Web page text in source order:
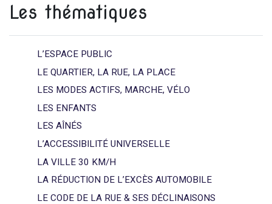
Les thématiques
L’ESPACE PUBLIC
LE QUARTIER, LA RUE, LA PLACE
LES MODES ACTIFS, MARCHE, VÉLO
LES ENFANTS
LES AÎNÉS
L’ACCESSIBILITÉ UNIVERSELLE
LA VILLE 30 KM/H
LA RÉDUCTION DE L’EXCÈS AUTOMOBILE
LE CODE DE LA RUE & SES DÉCLINAISONS